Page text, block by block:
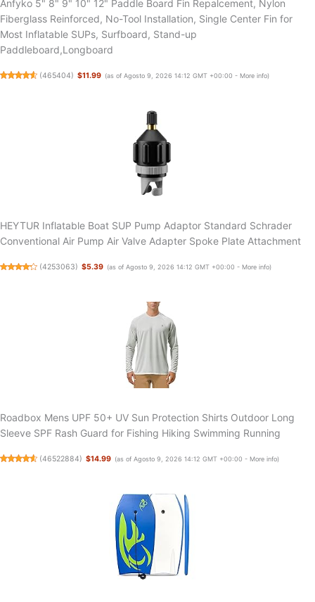
Anfyko 5" 8" 9" 10" 12" Paddle Board Fin Repalcement, Nylon
Fiberglass Reinforced, No-Tool Installation, Single Center Fin for
Most Inflatable SUPs, Surfboard, Stand-up
Paddleboard,Longboard
(465404) $11.99 (as of Agosto 9, 2026 14:12 GMT +00:00 - More info)
HEYTUR Inflatable Boat SUP Pump Adaptor Standard Schrader
Conventional Air Pump Air Valve Adapter Spoke Plate Attachment
(4253063) $5.39 (as of Agosto 9, 2026 14:12 GMT +00:00 - More info)
Roadbox Mens UPF 50+ UV Sun Protection Shirts Outdoor Long
Sleeve SPF Rash Guard for Fishing Hiking Swimming Running
(46522884) $14.99 (as of Agosto 9, 2026 14:12 GMT +00:00 - More info)